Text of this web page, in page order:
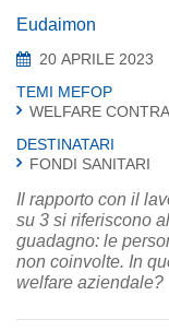
Eudaimon
20 APRILE 2023
TEMI MEFOP
WELFARE
DESTINATARI
FONDI SANITARI
Il rapporto con il
su 3 si riferiscono
guadagno: le
non coinvolte. In
welfare aziendale?